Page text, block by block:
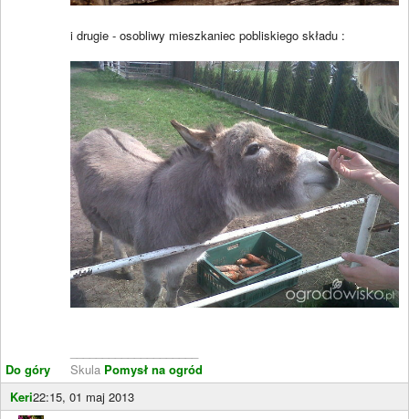
Do góry
i drugie - osobliwy mieszkaniec pobliskiego składu :
Skula Pomysł na ogród
Keri22:15, 01 maj 2013